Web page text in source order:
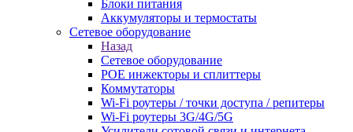
Блоки питания
Аккумуляторы и термостаты
Сетевое оборудование
Назад
Сетевое оборудование
POE инжекторы и сплиттеры
Коммутаторы
Wi-Fi роутеры / точки доступа / репитеры
Wi-Fi роутеры 3G/4G/5G